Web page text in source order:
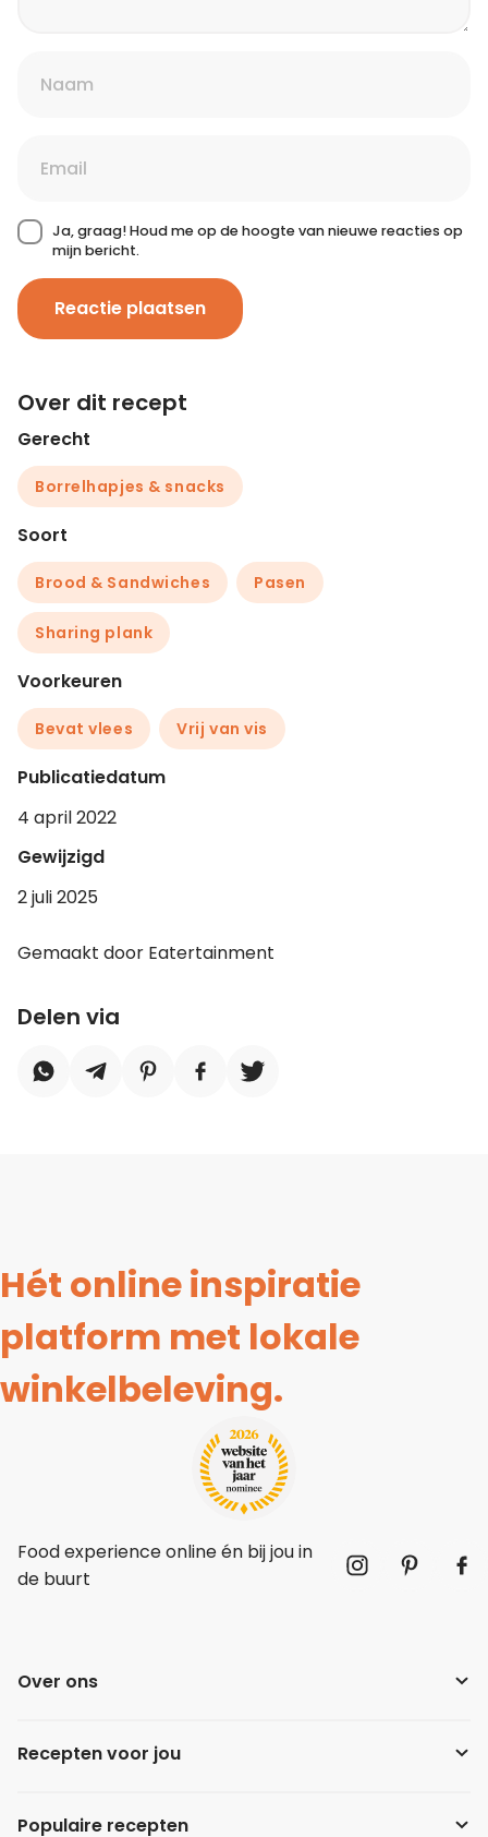
Ja, graag! Houd me op de hoogte van nieuwe reacties op
mijn bericht.
Reactie plaatsen
Over dit recept
Gerecht
Borrelhapjes & snacks
Soort
Brood & Sandwiches Pasen
Sharing plank
Voorkeuren
Bevat vlees Vrij van vis
Publicatiedatum
4 april 2022
Gewijzigd
2 juli 2025
Gemaakt door Eatertainment
Delen via
Hét online inspiratie
platform met lokale
winkelbeleving.
Food experience online én bij jou in
de buurt
Over ons
Recepten voor jou
Populaire recepten